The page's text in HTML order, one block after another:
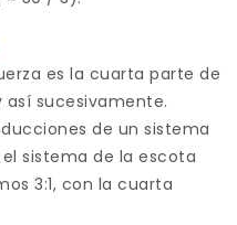
es la cuarta parte de
así sucesivamente.
de un sistema
el sistema de la escota
3:1, con la cuarta